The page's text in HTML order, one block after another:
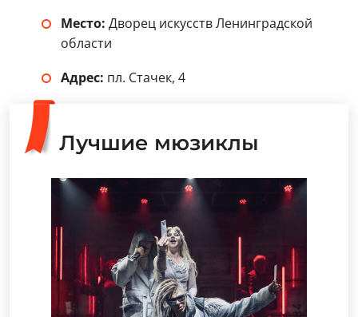
Место: Дворец искусств Ленинградской
области
Адрес: пл. Стачек, 4
Лучшие мюзиклы